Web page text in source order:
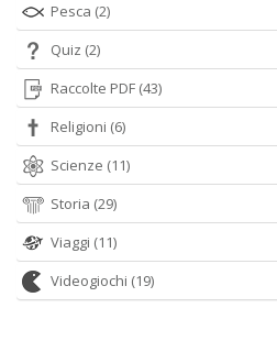
Pesca (2)
Quiz (2)
Raccolte PDF (43)
Religioni (6)
Scienze (11)
Storia (29)
Viaggi (11)
Videogiochi (19)